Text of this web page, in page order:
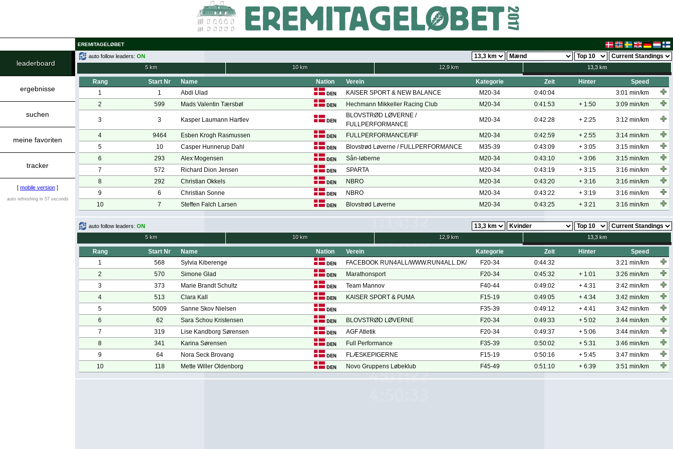
EREMITAGELØBET
leaderboard
ergebnisse
suchen
meine favoriten
tracker
[ mobile version ]
auto refreshing in 57 seconds
auto follow leaders: ON
5 km
10 km 12,9 km 13,3 km
Rang Start Nr Name Nation Verein Kategorie Zeit Hinter
Speed
1
1 Abdi Ulad DEN KAISER SPORT & NEW BALANCE M20-34 0:40:04
3:01 min/km
2
599 Mads Valentin Tærsbøl DEN Hechmann Mikkeller Racing Club M20-34 0:41:53 + 1:50 3:09 min/km
3 3 Kasper Laumann Hartlev DEN
BLOVSTRØD LØVERNE /
FULLPERFORMANCE
M20-34 0:42:28 + 2:25 3:12 min/km
4 9464 Esben Krogh Rasmussen DEN FULLPERFORMANCE/FIF M20-34 0:42:59 + 2:55
3:14 min/km
5
10 Casper Hunnerup Dahl DEN Blovstrød Løverne / FULLPERFORMANCE M35-39 0:43:09 + 3:05
3:15 min/km
6
293 Alex Mogensen DEN Sån-løberne M20-34 0:43:10 + 3:06
3:15 min/km
7
572 Richard Dion Jensen DEN SPARTA M20-34 0:43:19 + 3:15
3:16 min/km
8
292 Christian Okkels DEN NBRO M20-34 0:43:20 + 3:16
3:16 min/km
9
6 Christian Sonne DEN NBRO M20-34 0:43:22 + 3:19
3:16 min/km
10
7 Steffen Falch Larsen DEN Blovstrød Løverne M20-34 0:43:25 + 3:21 3:16 min/km
auto follow leaders: ON
5 km
10 km 12,9 km 13,3 km
Rang Start Nr Name Nation Verein Kategorie Zeit Hinter
Speed
1
568 Sylvia Kiberenge DEN FACEBOOK RUN4ALL/WWW.RUN4ALL.DK/ F20-34 0:44:32
3:21 min/km
2
570 Simone Glad DEN Marathonsport F20-34 0:45:32 + 1:01
3:26 min/km
3
373 Marie Brandt Schultz DEN Team Mannov F40-44 0:49:02 + 4:31
3:42 min/km
4
513 Clara Kall DEN KAISER SPORT & PUMA F15-19 0:49:05 + 4:34
3:42 min/km
5
5009 Sanne Skov Nielsen DEN F35-39 0:49:12 + 4:41
3:42 min/km
6
62 Sara Schou Kristensen DEN BLOVSTRØD LØVERNE F20-34 0:49:33 + 5:02
3:44 min/km
7
319 Lise Kandborg Sørensen DEN AGF Atletik F20-34 0:49:37 + 5:06
3:44 min/km
8
341 Karina Sørensen DEN Full Performance F35-39 0:50:02 + 5:31
3:46 min/km
9
64 Nora Seck Brovang DEN FLÆSKEPIGERNE F15-19 0:50:16 + 5:45
3:47 min/km
10
118 Mette Willer Oldenborg DEN Novo Gruppens Løbeklub F45-49 0:51:10 + 6:39 3:51 min/km